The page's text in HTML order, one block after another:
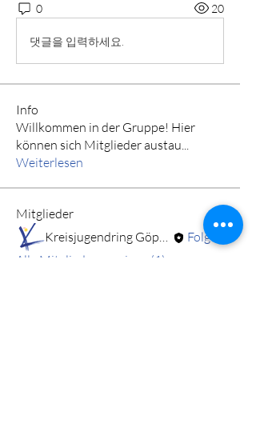
0 20
댓글을 입력하세요.
Info
Willkommen in der Gruppe! Hier
können sich Mitglieder austau...
Weiterlesen
Mitglieder
Kreisjugendring Göppingen
Folgen
Alle Mitglieder anzeigen (1)